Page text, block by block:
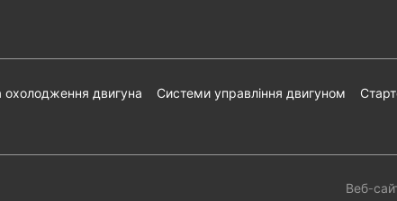
охолодження двигуна Системи управління двигуном
Веб-